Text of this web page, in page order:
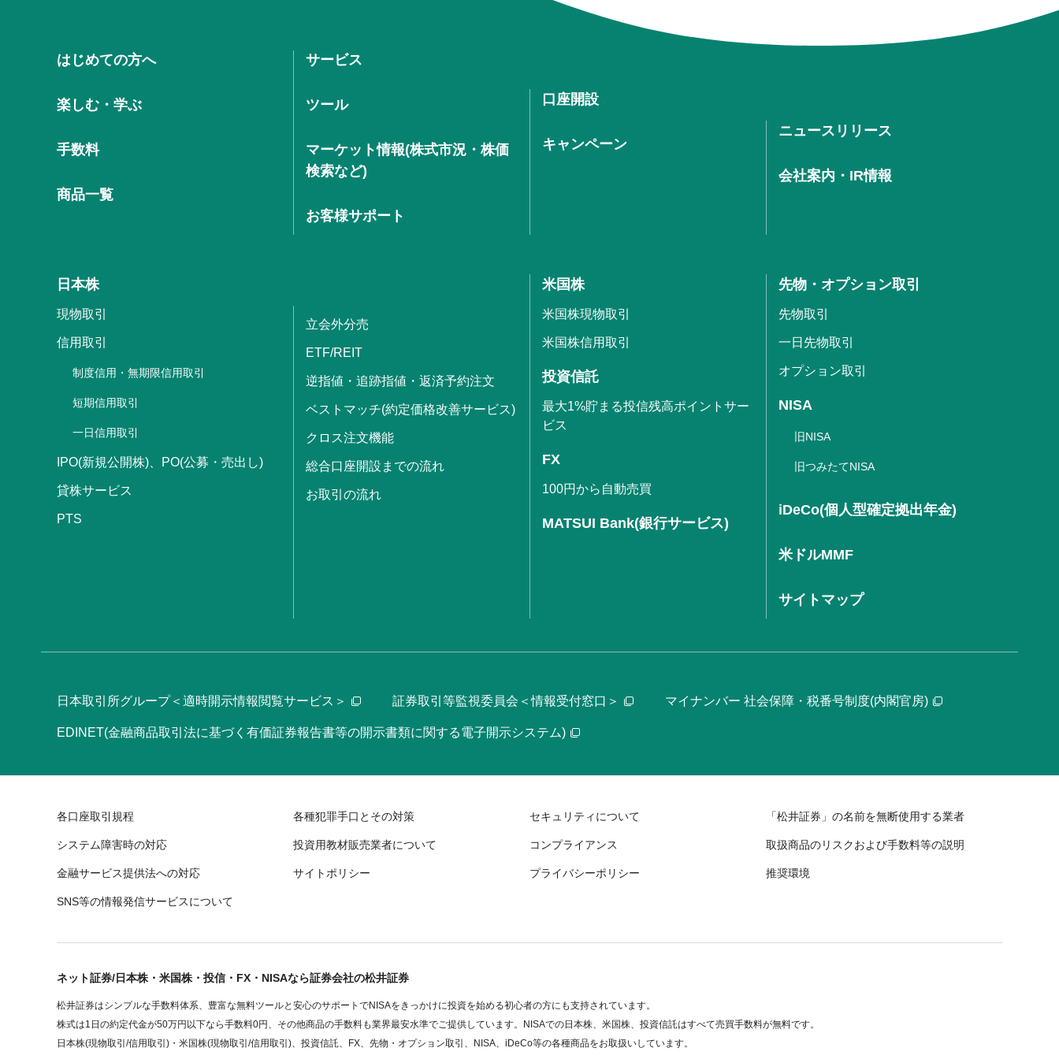
はじめての方へ
楽しむ・学ぶ
手数料
商品一覧
サービス
ツール
マーケット情報(株式市況・株価
検索など)
お客様サポート
口座開設
キャンペーン
ニュースリリース
会社案内・IR情報
日本株
現物取引
信用取引
制度信用・無期限信用取引
短期信用取引
一日信用取引
IPO(新規公開株)、PO(公募・売出し)
貸株サービス
PTS
立会外分売
ETF/REIT
逆指値・追跡指値・返済予約注文
ベストマッチ(約定価格改善サービス)
クロス注文機能
総合口座開設までの流れ
お取引の流れ
米国株
米国株現物取引
米国株信用取引
投資信託
最大1%貯まる投信残高ポイントサー
ビス
FX
100円から自動売買
MATSUI Bank(銀行サービス)
先物・オプション取引
先物取引
一日先物取引
オプション取引
NISA
旧NISA
旧つみたてNISA
iDeCo(個人型確定拠出年金)
米ドルMMF
サイトマップ
日本取引所グループ＜適時開示情報閲覧サービス＞ 証券取引等監視委員会＜情報受付窓口＞ マイナンバー 社会保障・税番号制度(内閣官房)
EDINET(金融商品取引法に基づく有価証券報告書等の開示書類に関する電子開示システム)
各口座取引規程 各種犯罪手口とその対策 セキュリティについて 「松井証券」の名前を無断使用する業者
システム障害時の対応 投資用教材販売業者について コンプライアンス 取扱商品のリスクおよび手数料等の説明
金融サービス提供法への対応 サイトポリシー プライバシーポリシー 推奨環境
SNS等の情報発信サービスについて
ネット証券/日本株・米国株・投信・FX・NISAなら証券会社の松井証券
松井証券はシンプルな手数料体系、豊富な無料ツールと安心のサポートでNISAをきっかけに投資を始める初心者の方にも支持されています。
株式は1日の約定代金が50万円以下なら手数料0円、その他商品の手数料も業界最安水準でご提供しています。NISAでの日本株、米国株、投資信託はすべて売買手数料が無料です。
日本株(現物取引/信用取引)・米国株(現物取引/信用取引)、投資信託、FX、先物・オプション取引、NISA、iDeCo等の各種商品をお取扱いしています。